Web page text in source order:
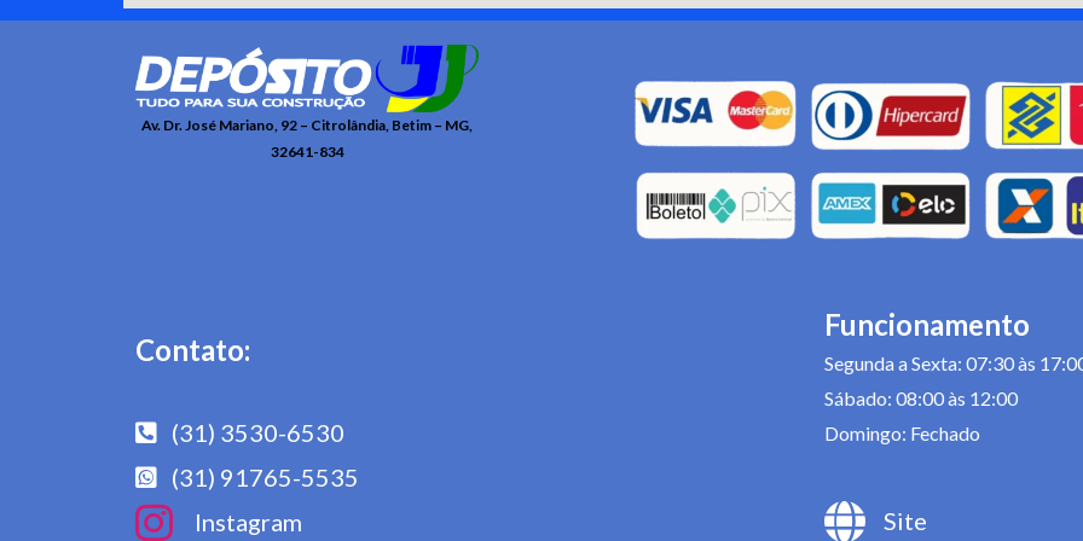
Av. Dr. José Mariano, 92 – Citrolândia, Betim – MG,
32641-834
Contato:
(31) 3530-6530
(31) 91765-5535
Instagram
Funcionamento
Segunda a Sexta: 07:30 às
Sábado: 08:00 às 12:00
Domingo: Fechado
Site